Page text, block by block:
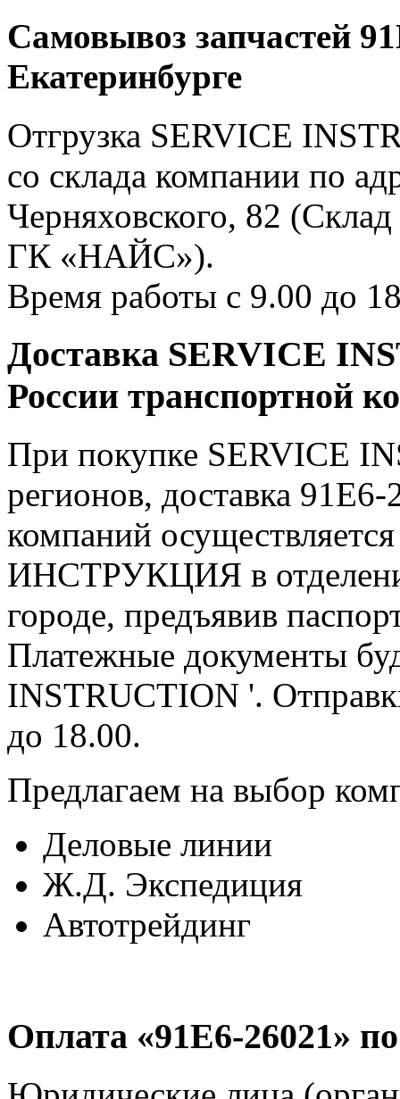
Самовывоз запчастей
Екатеринбурге
Отгрузка SERVICE
со склада компании по
Черняховского, 82
ГК «НАЙС»).
Время работы с 9.00 до
Доставка SERVICE
России транспортной
При покупке SERVICE
регионов, доставка
компаний
ИНСТРУКЦИЯ в
городе, предъявив
Платежные документы
INSTRUCTION '.
до 18.00.
Предлагаем на выбор
Деловые линии
Ж.Д. Экспедиция
Автотрейдинг
Оплата «91E6-26021»